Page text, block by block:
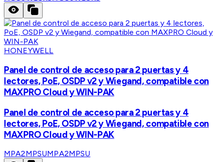
HONEYWELL
Panel de control de acceso para 2 puertas y 4
lectores, PoE, OSDP v2 y Wiegand, compatible con
MAXPRO Cloud y WIN-PAK
Panel de control de acceso para 2 puertas y 4
lectores, PoE, OSDP v2 y Wiegand, compatible con
MAXPRO Cloud y WIN-PAK
MPA2MPSUMPA2MPSU